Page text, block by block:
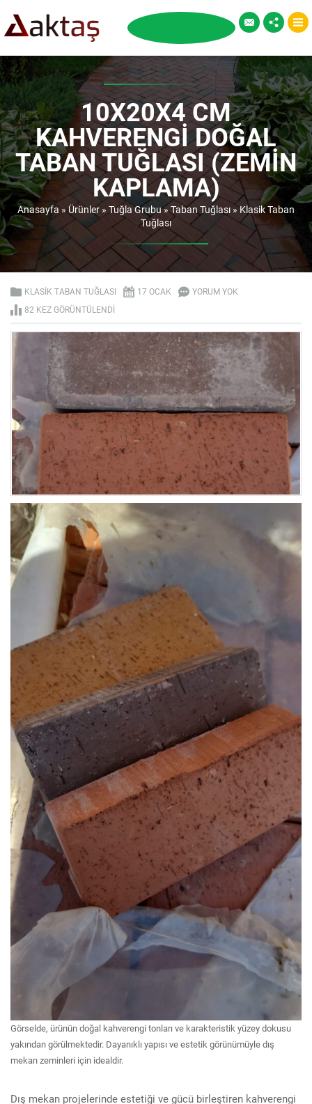
10X20X4 CM
KAHVERENGI DOĞAL
TABAN TUĞLASI (ZEMIN
KAPLAMA)
Anasayfa »Ürünler » Tuğla Grubu» Taban Tuğlası » Klasik Taban
Tuğlası
KLASIK TABAN TUĞLASI 17 OCAK
YORUM YOK
82 KEZ GÖRÜNTÜLENDI
Görselde, ürünün doğal kahverengi tonları ve karakteristik yüzey dokusu
yakından görülmektedir. Dayanıklı yapısı ve estetik görünümüyle dış
mekan zeminleri için idealdir.
Dış mekan projelerinde estetiği ve gücü birleştiren kahverengi